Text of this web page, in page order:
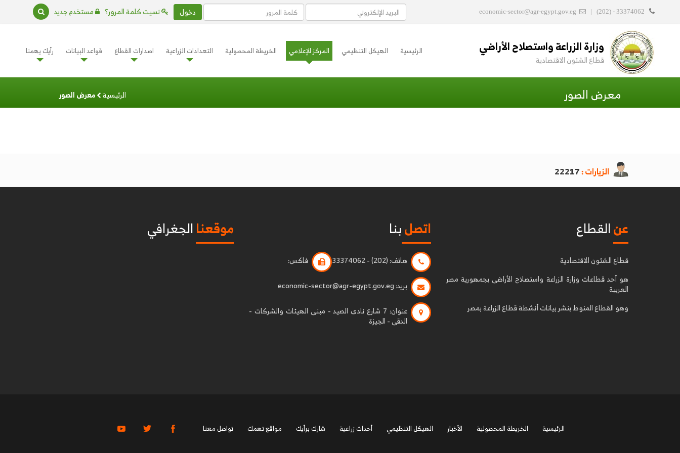
(202) - 33374062
|
economic-sector@agr-egypt.gov.eg دخول نسيت كلمة المرور؟ مستخدم جديد
وزارة الزراعة واستصلاح الأراضي
قطاع الشئون الاقتصادية
الرئيسية الهيكل التنظيمي المركز الإعلامي الخريطة المحصولية التعدادات الزراعية اصدارات القطاع قواعد البيانات رأيك يهمنا
معرض الصور الرئيسية معرض الصور
الزيارات :22217
عنالقطاع
قطاع الشئون الاقتصادية
هو أحد قطاعات وزارة الزراعة واستصلاح الأراضى بجمهورية مصر
العربية
وهو القطاع المنوط بنشر بيانات أنشطة قطاع الزراعة بمصر
اتصلبنا
هاتف: (202) - 33374062
فاكس:
بريد:
عنوان:
7 شارع نادى الصيد - مبنى الهيئات والشركات -
الدقى - الجيزة
موقعناالجغرافي
الرئيسية الخريطة المحصولية الأخبار الهيكل التنظيمي أحداث زراعية شارك برأيك مواقع تهمك تواصل معنا